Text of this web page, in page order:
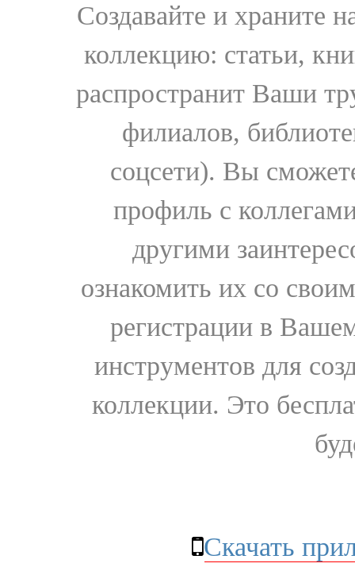
Создавайте и храните
коллекцию: статьи,
распространит Ваши
филиалов,
соцсети). Вы
профиль с
другими
ознакомить их со
регистрации в
инструментов для
коллекции. Это
Скачать